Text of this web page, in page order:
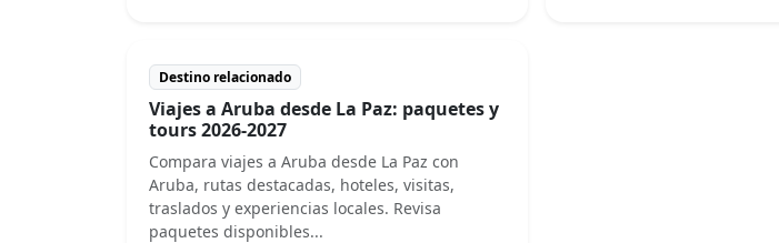
Destino relacionado
Viajes a Aruba desde La Paz: paquetes y
tours 2026-2027
Compara viajes a Aruba desde La Paz con
Aruba, rutas destacadas, hoteles, visitas,
traslados y experiencias locales. Revisa
paquetes disponibles...